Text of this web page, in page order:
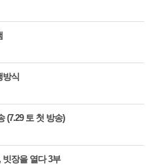
방식
(7.29 토 첫 방송)
빗장을 열다 3부